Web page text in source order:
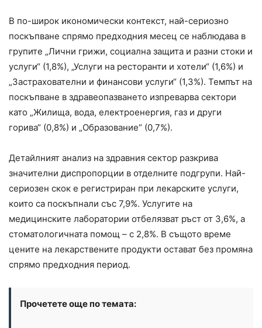
В по-широк икономически контекст, най-сериозно
поскъпване спрямо предходния месец се наблюдава в
групите „Лични грижи, социална защита и разни стоки и
услуги“ (1,8%), „Услуги на ресторанти и хотели“ (1,6%) и
„Застрахователни и финансови услуги“ (1,3%). Темпът на
поскъпване в здравеопазването изпреварва сектори
като „Жилища, вода, електроенергия, газ и други
горива“ (0,8%) и „Образование“ (0,7%).
Детайлният анализ на здравния сектор разкрива
значителни диспропорции в отделните подгрупи. Най-
сериозен скок е регистриран при лекарските услуги,
които са поскъпнали със 7,9%. Услугите на
медицинските лаборатории отбелязват ръст от 3,6%, а
стоматологичната помощ – с 2,8%. В същото време
цените на лекарствените продукти остават без промяна
спрямо предходния период.
Прочетете още по темата: